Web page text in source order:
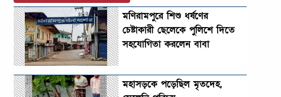
মণিরামপুরে শিশু ধর্ষণের
চেষ্টাকারী ছেলেকে পুলিশে দিতে
সহযোগিতা করলেন বাবা
মহাসড়কে পড়েছিল মৃতদেহ,